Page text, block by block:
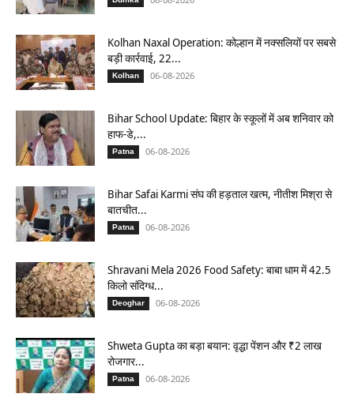
Kolhan Naxal Operation: कोल्हान में नक्सलियों पर सबसे
बड़ी कार्रवाई, 22...
Kolhan 06-08-2026
Bihar School Update: बिहार के स्कूलों में अब शनिवार को
हाफ-डे,...
Patna 06-08-2026
Bihar Safai Karmi संघ की हड़ताल खत्म, नीतीश मिश्रा से
बातचीत...
Patna 06-08-2026
Shravani Mela 2026 Food Safety: बाबा धाम में 42.5
किलो संदिग्ध...
Deoghar 06-08-2026
Shweta Gupta का बड़ा बयान: वृद्धा पेंशन और ₹2 लाख
रोजगार...
Patna 06-08-2026